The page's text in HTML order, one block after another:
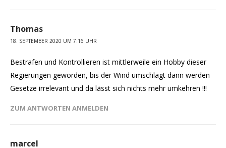
Thomas
18. SEPTEMBER 2020 UM 7:16 UHR
Bestrafen und Kontrollieren ist mittlerweile ein Hobby dieser
Regierungen geworden, bis der Wind umschlägt dann werden
Gesetze irrelevant und da lässt sich nichts mehr umkehren !!!
ZUM ANTWORTEN ANMELDEN
marcel